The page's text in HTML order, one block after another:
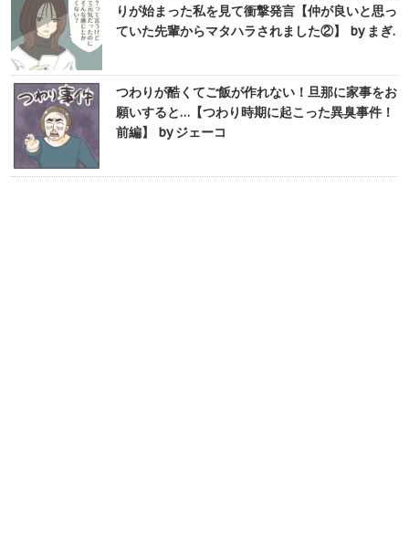
りが始まった私を見て衝撃発言【仲が良いと思っ
ていた先輩からマタハラされました②】 by まぎ.
つわりが酷くてご飯が作れない！旦那に家事をお
願いすると…【つわり時期に起こった異臭事件！
前編】 by ジェーコ